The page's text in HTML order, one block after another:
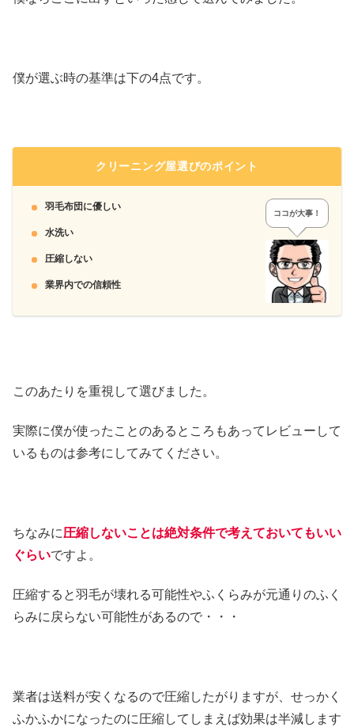
僕が選ぶ時の基準は下の4点です。
クリーニング屋選びのポイント
羽毛布団に優しい
水洗い
圧縮しない
業界内での信頼性
ココが大事！
このあたりを重視して選びました。
実際に僕が使ったことのあるところもあってレビューして
いるものは参考にしてみてください。
ちなみに圧縮しないことは絶対条件で考えておいてもいい
ぐらいですよ。
圧縮すると羽毛が壊れる可能性やふくらみが元通りのふく
らみに戻らない可能性があるので・・・
業者は送料が安くなるので圧縮したがりますが、せっかく
ふかふかになったのに圧縮してしまえば効果は半減します